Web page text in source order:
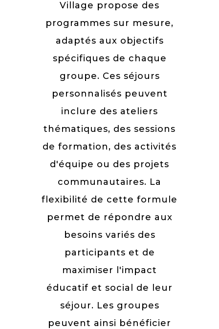
Village propose des
programmes sur mesure,
adaptés aux objectifs
spécifiques de chaque
groupe. Ces séjours
personnalisés peuvent
inclure des ateliers
thématiques, des sessions
de formation, des activités
d'équipe ou des projets
communautaires. La
flexibilité de cette formule
permet de répondre aux
besoins variés des
participants et de
maximiser l'impact
éducatif et social de leur
séjour. Les groupes
peuvent ainsi bénéficier